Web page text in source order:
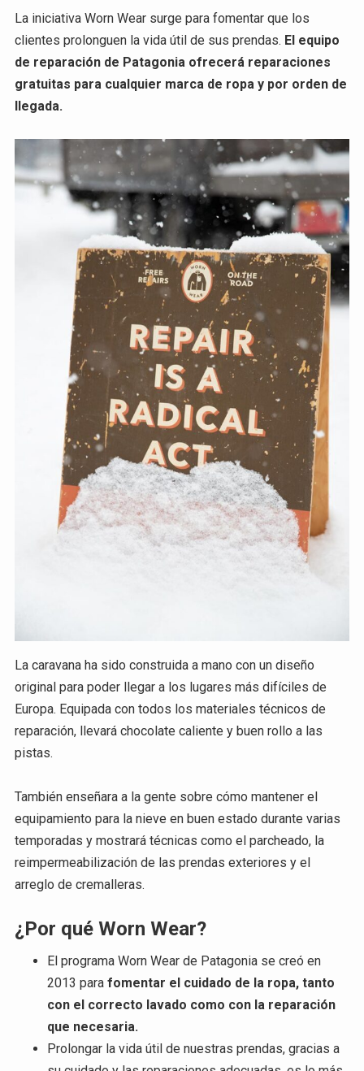
La iniciativa Worn Wear surge para fomentar que los
clientes prolonguen la vida útil de sus prendas. El equipo
de reparación de Patagonia ofrecerá reparaciones
gratuitas para cualquier marca de ropa y por orden de
llegada.
La caravana ha sido construida a mano con un diseño
original para poder llegar a los lugares más difíciles de
Europa. Equipada con todos los materiales técnicos de
reparación, llevará chocolate caliente y buen rollo a las
pistas.
También enseñara a la gente sobre cómo mantener el
equipamiento para la nieve en buen estado durante varias
temporadas y mostrará técnicas como el parcheado, la
reimpermeabilización de las prendas exteriores y el
arreglo de cremalleras.
¿Por qué Worn Wear?
El programa Worn Wear de Patagonia se creó en
2013 para fomentar el cuidado de la ropa, tanto
con el correcto lavado como con la reparación
que necesaria.
Prolongar la vida útil de nuestras prendas, gracias a